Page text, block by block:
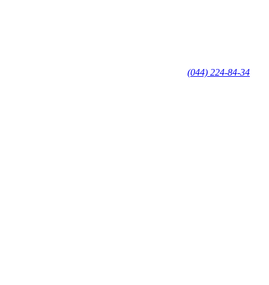
(044) 224-84-34